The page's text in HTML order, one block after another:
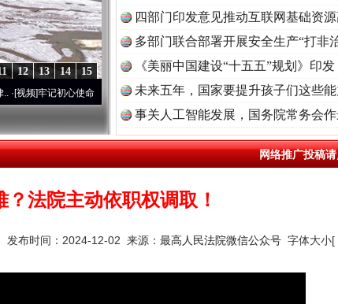
15
14
13
12
牢记初心使命 奋进复兴征程丨“转折之城”激荡.. ·[视频]牢记初心使命 奋进复兴征
读
四部门印发意见推动互联网基础资
多部门联合部署开展安全生产“打非
《美丽中国建设“十五五”规划》印
未来五年，国家要提升孩子们这些
事关人工智能发展，国务院常务会
网络推广投稿
法院主动依职权调取！
发布时间：2024-12-02 来源： 最高人民法院微信公众号 字体大小[
叶“炒上天”